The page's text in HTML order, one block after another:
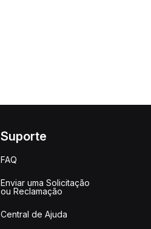
Suporte
FAQ
Enviar uma Solicitação
ou Reclamação
Central de Ajuda